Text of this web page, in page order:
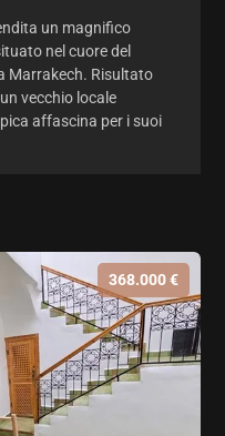
un magnifico
nel cuore del
Marrakech. Risultato
vecchio locale
affascina per i suoi
368.000 €